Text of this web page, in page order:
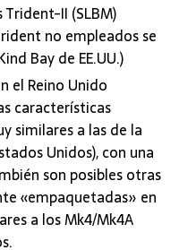
II (SLBM)
no empleados se
Bay de EE.UU.)
el Reino Unido
características
similares a las de la
Unidos), con una
son posibles otras
«empaquetadas» en
a los Mk4/Mk4A